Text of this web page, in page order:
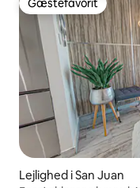
Gæstefavorit
Gæstefavorit
Lejlighed i San Juan